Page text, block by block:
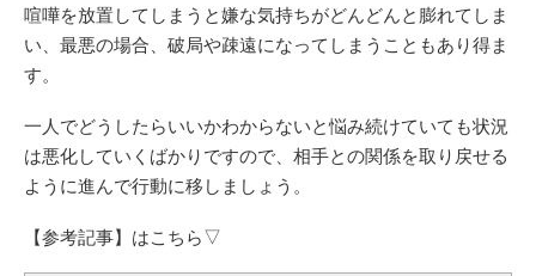
喧嘩を放置してしまうと嫌な気持ちがどんどんと膨れてしま
い、最悪の場合、破局や疎遠になってしまうこともあり得ま
す。
一人でどうしたらいいかわからないと悩み続けていても状況
は悪化していくばかりですので、相手との関係を取り戻せる
ように進んで行動に移しましょう。
【参考記事】はこちら▽